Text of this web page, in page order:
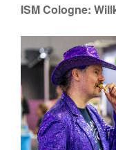
ISM Cologne: